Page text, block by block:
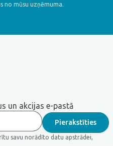
no mūsu uzņēmuma.
un akcijas e-pastā
savu norādīto datu apstrādei,